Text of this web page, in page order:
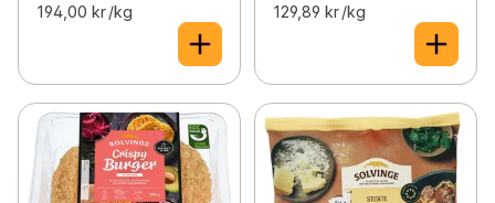
194,00 kr /kg 129,89 kr /kg